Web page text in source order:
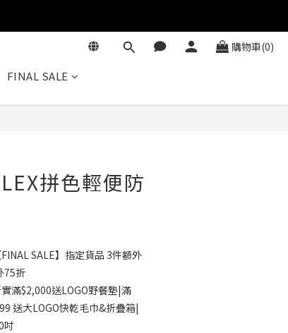
購物車(0)
FINAL SALE
拼色輕便防
SALE】指定貨品 3件額外
75折
滿$2,000送LOGO野餐墊|滿
送大LOGO快乾毛巾&折疊箱|
吋